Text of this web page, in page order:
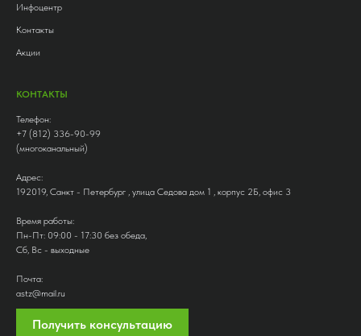
Инфоцентр
Контакты
Акции
КОНТАКТЫ
Телефон:
+7 (812) 336-90-99
(многоканальный)
Адрес:
192019, Санкт - Петербург , улица Седова дом 1 , корпус 2Б, офис 3
Время работы:
Пн-Пт: 09:00 - 17:30 без обеда,
Сб, Вс - выходные
Почта:
astz@mail.ru
Получить консультацию